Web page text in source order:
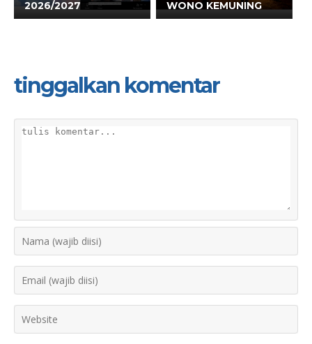
2026/2027
WONO KEMUNING
tinggalkan komentar